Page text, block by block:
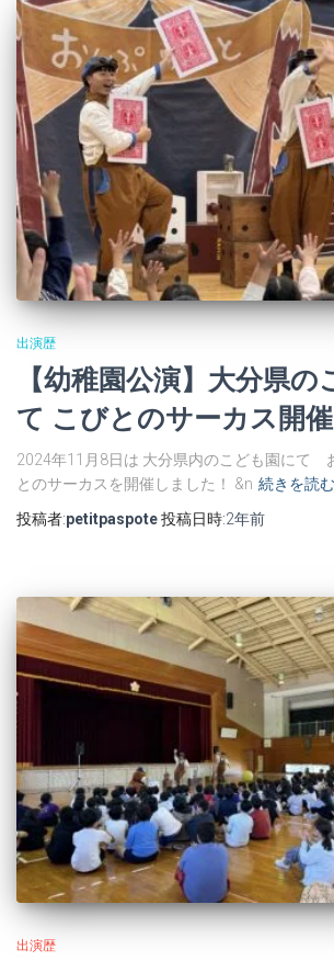
出演歴
【幼稚園公演】大分県
て こびとのサーカス開催
2024年11月8日は 大分県内のこども園にて
とのサーカスを開催しました！ &n 続きを読む
投稿者:petitpaspote投稿日時:2年前
出演歴